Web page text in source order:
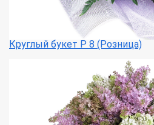
Круглый букет Р 8 (Розница)